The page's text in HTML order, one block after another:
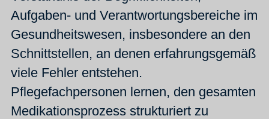
Aufgaben- und Verantwortungsbereiche im
Gesundheitswesen, insbesondere an den
Schnittstellen, an denen erfahrungsgemäß
viele Fehler entstehen.
Pflegefachpersonen lernen, den gesamten
Medikationsprozess strukturiert zu